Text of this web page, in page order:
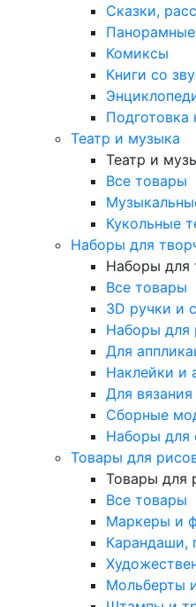
Сказки,
Панорамные
Комиксы
Книги со
Подготовка
Театр и музыка
Театр и
Все товары
Кукольные
Наборы для
Наборы для
Все товары
3D ручки и
Наборы для
Для
Наклейки и
Для
Сборные
Наборы для
Товары для
Товары для
Все товары
Маркеры и
Карандаши,
Мольберты